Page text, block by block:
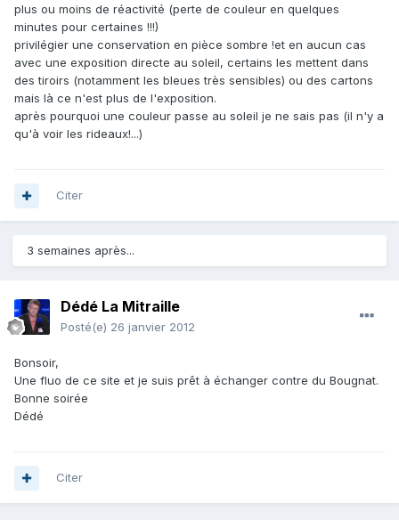
plus ou moins de réactivité (perte de couleur en quelques
minutes pour certaines !!!)
privilégier une conservation en pièce sombre !et en aucun cas
avec une exposition directe au soleil, certains les mettent dans
des tiroirs (notamment les bleues très sensibles) ou des cartons
mais là ce n'est plus de l'exposition.
après pourquoi une couleur passe au soleil je ne sais pas (il n'y a
qu'à voir les rideaux!...)
Citer
3 semaines après...
Dédé La Mitraille
Posté(e) 26 janvier 2012
Bonsoir,
Une fluo de ce site et je suis prêt à échanger contre du Bougnat.
Bonne soirée
Dédé
Citer